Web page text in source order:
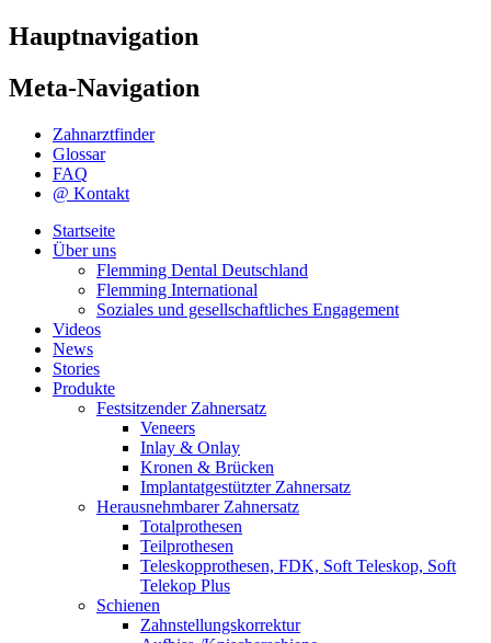
Hauptnavigation
Meta-Navigation
Zahnarztfinder
Glossar
FAQ
@ Kontakt
Startseite
Über uns
Flemming Dental Deutschland
Flemming International
Soziales und gesellschaftliches Engagement
Videos
News
Stories
Produkte
Festsitzender Zahnersatz
Veneers
Inlay & Onlay
Kronen & Brücken
Implantatgestützter Zahnersatz
Herausnehmbarer Zahnersatz
Totalprothesen
Teilprothesen
Teleskopprothesen, FDK, Soft Teleskop, Soft
Telekop Plus
Schienen
Zahnstellungskorrektur